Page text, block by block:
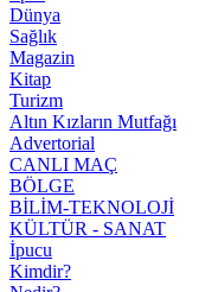
Dünya
Sağlık
Magazin
Kitap
Turizm
Altın Kızların Mutfağı
Advertorial
CANLI MAÇ
BÖLGE
BİLİM-TEKNOLOJİ
KÜLTÜR - SANAT
İpucu
Kimdir?